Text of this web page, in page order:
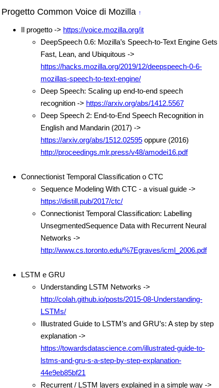
Progetto Common Voice di Mozilla ↑
Il progetto -> https://voice.mozilla.org/it
DeepSpeech 0.6: Mozilla’s Speech-to-Text Engine Gets
Fast, Lean, and Ubiquitous ->
https://hacks.mozilla.org/2019/12/deepspeech-0-6-
mozillas-speech-to-text-engine/
Deep Speech: Scaling up end-to-end speech
recognition -> https://arxiv.org/abs/1412.5567
Deep Speech 2: End-to-End Speech Recognition in
English and Mandarin (2017) ->
https://arxiv.org/abs/1512.02595 oppure (2016)
http://proceedings.mlr.press/v48/amodei16.pdf
Connectionist Temporal Classification o CTC
Sequence Modeling With CTC - a visual guide ->
https://distill.pub/2017/ctc/
Connectionist Temporal Classification: Labelling
UnsegmentedSequence Data with Recurrent Neural
Networks ->
http://www.cs.toronto.edu/%7Egraves/icml_2006.pdf
LSTM e GRU
Understanding LSTM Networks ->
http://colah.github.io/posts/2015-08-Understanding-
LSTMs/
Illustrated Guide to LSTM’s and GRU’s: A step by step
explanation ->
https://towardsdatascience.com/illustrated-guide-to-
lstms-and-gru-s-a-step-by-step-explanation-
44e9eb85bf21
Recurrent / LSTM layers explained in a simple way ->